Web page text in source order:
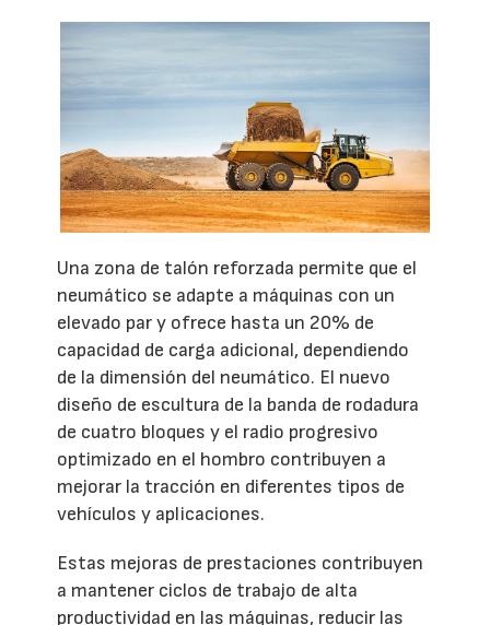
Una zona de talón reforzada permite que el
neumático se adapte a máquinas con un
elevado par y ofrece hasta un 20% de
capacidad de carga adicional, dependiendo
de la dimensión del neumático. El nuevo
diseño de escultura de la banda de rodadura
de cuatro bloques y el radio progresivo
optimizado en el hombro contribuyen a
mejorar la tracción en diferentes tipos de
vehículos y aplicaciones.
Estas mejoras de prestaciones contribuyen
a mantener ciclos de trabajo de alta
productividad en las máquinas, reducir las